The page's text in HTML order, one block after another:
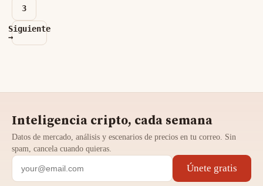
3
Siguiente
→
Inteligencia cripto, cada semana
Datos de mercado, análisis y escenarios de precios en tu correo. Sin
spam, cancela cuando quieras.
Únete gratis